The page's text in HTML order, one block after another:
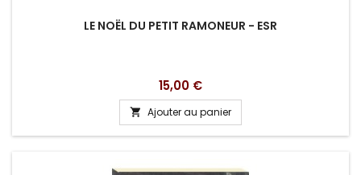
LE NOËL DU PETIT RAMONEUR - ESR
Prix
15,00 €
 Ajouter au panier